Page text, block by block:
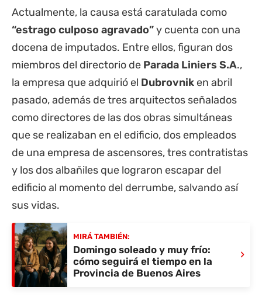
Actualmente, la causa está caratulada como
“estrago culposo agravado”y cuenta con una
docena de imputados. Entre ellos, figuran dos
miembros del directorio de Parada Liniers S.A.,
la empresa que adquirió el Dubrovnik en abril
pasado, además de tres arquitectos señalados
como directores de las dos obras simultáneas
que se realizaban en el edificio, dos empleados
de una empresa de ascensores, tres contratistas
y los dos albañiles que lograron escapar del
edificio al momento del derrumbe, salvando así
sus vidas.
MIRÁ TAMBIÉN:
Domingo soleado y muy frío:
cómo seguirá el tiempo en la
Provincia de Buenos Aires
›